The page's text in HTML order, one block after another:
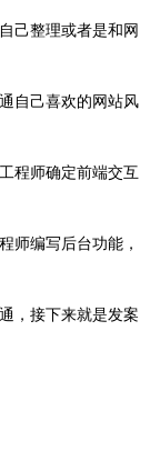
己整理或者是和网
自己喜欢的网站风
程师确定前端交互
师编写后台功能，
，接下来就是发案